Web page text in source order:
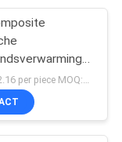
30
papierisolatie
uniforme
tegen
USD 0.27-2.16 per piece MOQ:500